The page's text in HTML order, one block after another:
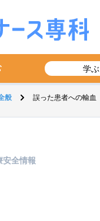
学ぶ
般 誤った患者への輸血
安全情報